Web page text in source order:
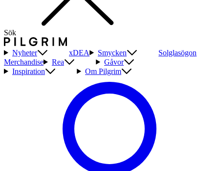
Sök
Nyheter xDEA Smycken
Solglasögon
Merchandise
Rea
Gåvor
Inspiration
Om Pilgrim